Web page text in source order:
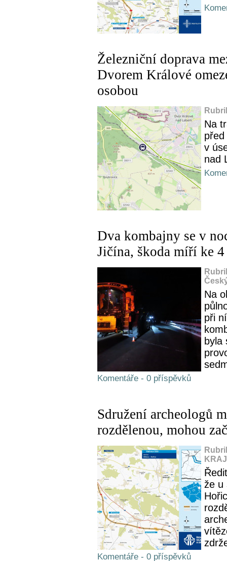
Železniční doprava
Dvorem Králové
osobou
Na
v
nad
Dva kombajny se v
Jičína, škoda míří ke
Na
při
byla
Komentáře - 0 příspěvků
Sdružení archeologů
rozdělenou, mohou
že u
Komentáře - 0 příspěvků